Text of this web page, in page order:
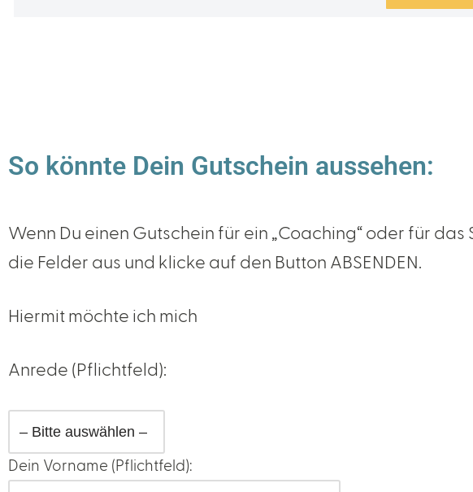
So könnte Dein Gutschein aussehen:
Wenn Du einen Gutschein für ein „Coaching“ oder für
die Felder aus und klicke auf den Button ABSENDEN.
Hiermit möchte ich mich
Anrede (Pflichtfeld):
Dein Vorname (Pflichtfeld):